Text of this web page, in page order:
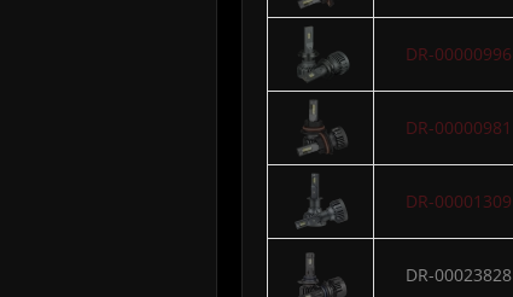
DR-00000996
DR-00000981
DR-00001309
DR-00023828